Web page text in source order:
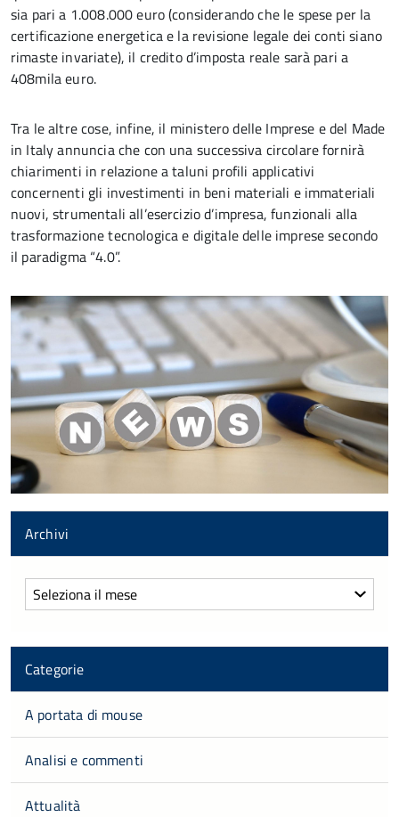
sia pari a 1.008.000 euro (considerando che le spese per la
certificazione energetica e la revisione legale dei conti siano
rimaste invariate), il credito d’imposta reale sarà pari a
408mila euro.
Tra le altre cose, infine, il ministero delle Imprese e del Made
in Italy annuncia che con una successiva circolare fornirà
chiarimenti in relazione a taluni profili applicativi
concernenti gli investimenti in beni materiali e immateriali
nuovi, strumentali all’esercizio d’impresa, funzionali alla
trasformazione tecnologica e digitale delle imprese secondo
il paradigma “4.0”.
Archivi
Archivi
Categorie
A portata di mouse
Analisi e commenti
Attualità